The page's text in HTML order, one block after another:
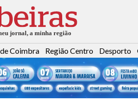
Coimbra Região Centro Desporto